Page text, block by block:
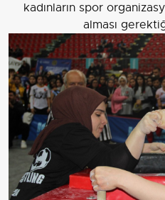
kadınların spor
alması